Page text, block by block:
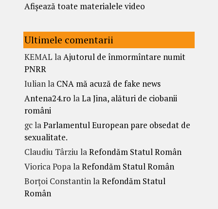
Afișează toate materialele video
Ultimele comentarii
KEMAL laAjutorul de înmormîntare numit
PNRR
Iulianla CNA mă acuză de fake news
Antena24.ro laLa Jina, alături de ciobanii
români
gclaParlamentul European pare obsedat de
sexualitate.
Claudiu Târziu laRefondăm Statul Român
Viorica PopalaRefondăm Statul Român
Borțoi ConstantinlaRefondăm Statul
Român